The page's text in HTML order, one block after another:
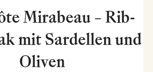
Mirabeau – Rib-
mit Sardellen und
Oliven